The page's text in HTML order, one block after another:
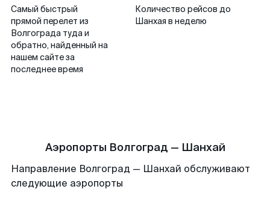
Самый быстрый
прямой перелет из
Волгограда туда и
обратно, найденный на
нашем сайте за
последнее время
Количество рейсов до
Шанхая в неделю
Аэропорты Волгоград — Шанхай
Направление Волгоград — Шанхай обслуживают
следующие аэропорты